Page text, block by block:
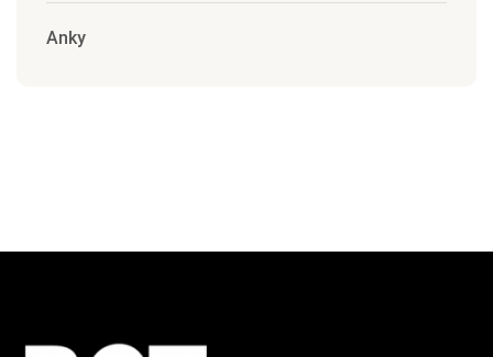
Anky